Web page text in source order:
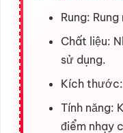
Rung:
Chất liệu:
sử dụng.
Kích
Tính năng:
điểm nhạy